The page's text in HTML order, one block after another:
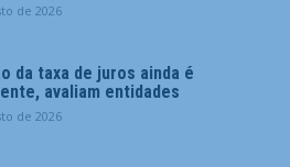
de 2026
da taxa de juros ainda é
avaliam entidades
de 2026